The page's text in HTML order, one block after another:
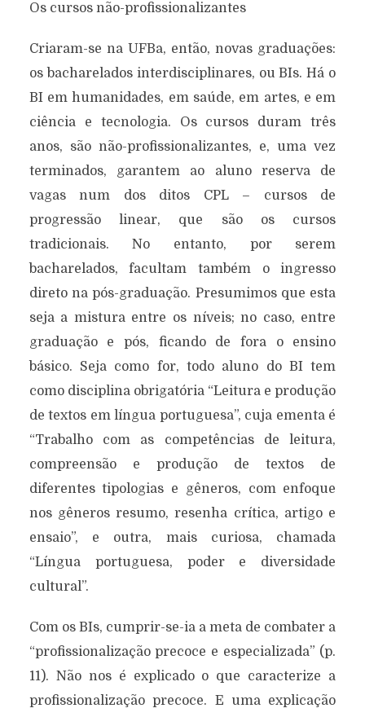
Os cursos não-profissionalizantes
Criaram-se na UFBa, então, novas graduações:
os bacharelados interdisciplinares, ou BIs. Há o
BI em humanidades, em saúde, em artes, e em
ciência e tecnologia. Os cursos duram três
anos, são não-profissionalizantes, e, uma vez
terminados, garantem ao aluno reserva de
vagas num dos ditos CPL – cursos de
progressão linear, que são os cursos
tradicionais. No entanto, por serem
bacharelados, facultam também o ingresso
direto na pós-graduação. Presumimos que esta
seja a mistura entre os níveis; no caso, entre
graduação e pós, ficando de fora o ensino
básico. Seja como for, todo aluno do BI tem
como disciplina obrigatória “Leitura e produção
de textos em língua portuguesa”, cuja ementa é
“Trabalho com as competências de leitura,
compreensão e produção de textos de
diferentes tipologias e gêneros, com enfoque
nos gêneros resumo, resenha crítica, artigo e
ensaio”, e outra, mais curiosa, chamada
“Língua portuguesa, poder e diversidade
cultural”.
Com os BIs, cumprir-se-ia a meta de combater a
“profissionalização precoce e especializada” (p.
11). Não nos é explicado o que caracterize a
profissionalização precoce. E uma explicação